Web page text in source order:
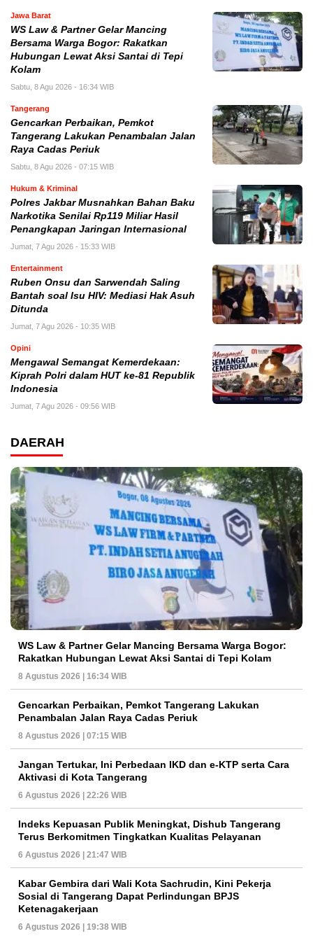
Jawa Barat
WS Law & Partner Gelar Mancing
Bersama Warga Bogor: Rakatkan
Hubungan Lewat Aksi Santai di Tepi
Kolam
Sabtu, 8 Agu 2026 - 16:34 WIB
Tangerang
Gencarkan Perbaikan, Pemkot
Tangerang Lakukan Penambalan Jalan
Raya Cadas Periuk
Sabtu, 8 Agu 2026 - 07:15 WIB
Hukum & Kriminal
Polres Jakbar Musnahkan Bahan Baku
Narkotika Senilai Rp119 Miliar Hasil
Penangkapan Jaringan Internasional
Jumat, 7 Agu 2026 - 15:33 WIB
Entertainment
Ruben Onsu dan Sarwendah Saling
Bantah soal Isu HIV: Mediasi Hak Asuh
Ditunda
Jumat, 7 Agu 2026 - 10:35 WIB
Opini
Mengawal Semangat Kemerdekaan:
Kiprah Polri dalam HUT ke-81 Republik
Indonesia
Jumat, 7 Agu 2026 - 09:56 WIB
DAERAH
WS Law & Partner Gelar Mancing Bersama Warga Bogor:
Rakatkan Hubungan Lewat Aksi Santai di Tepi Kolam
8 Agustus 2026 | 16:34 WIB
Gencarkan Perbaikan, Pemkot Tangerang Lakukan
Penambalan Jalan Raya Cadas Periuk
8 Agustus 2026 | 07:15 WIB
Jangan Tertukar, Ini Perbedaan IKD dan e-KTP serta Cara
Aktivasi di Kota Tangerang
6 Agustus 2026 | 22:26 WIB
Indeks Kepuasan Publik Meningkat, Dishub Tangerang
Terus Berkomitmen Tingkatkan Kualitas Pelayanan
6 Agustus 2026 | 21:47 WIB
Kabar Gembira dari Wali Kota Sachrudin, Kini Pekerja
Sosial di Tangerang Dapat Perlindungan BPJS
Ketenagakerjaan
6 Agustus 2026 | 19:38 WIB